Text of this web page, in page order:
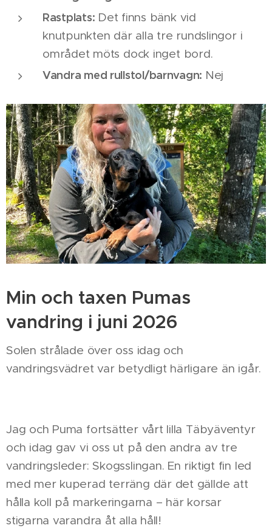
Rastplats: Det finns bänk vid
knutpunkten där alla tre rundslingor i
området möts dock inget bord.
Vandra med rullstol/barnvagn: Nej
Min och taxen Pumas
vandring i juni 2026
Solen strålade över oss idag och
vandringsvädret var betydligt härligare än igår.
Jag och Puma fortsätter vårt lilla Täbyäventyr
och idag gav vi oss ut på den andra av tre
vandringsleder: Skogsslingan. En riktigt fin led
med mer kuperad terräng där det gällde att
hålla koll på markeringarna – här korsar
stigarna varandra åt alla håll!